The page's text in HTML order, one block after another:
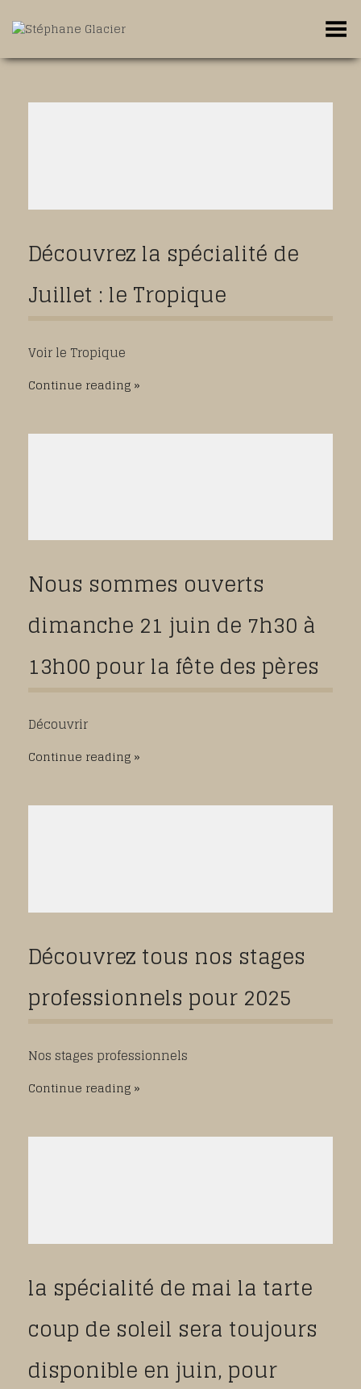
Toggle Menu
Découvrez la spécialité de
Juillet : le Tropique
Voir le Tropique
Continue reading
Nous sommes ouverts
dimanche 21 juin de 7h30 à
13h00 pour la fête des pères
Découvrir
Continue reading
Découvrez tous nos stages
professionnels pour 2025
Nos stages professionnels
Continue reading
la spécialité de mai la tarte
coup de soleil sera toujours
disponible en juin, pour